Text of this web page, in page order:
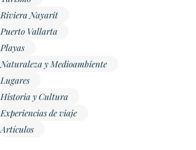
Riviera Nayarit
Puerto Vallarta
Playas
Naturaleza y Medioambiente
Lugares
Historia y Cultura
Experiencias de viaje
Artículos